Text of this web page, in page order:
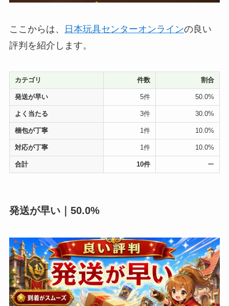
ここからは、 日本玩具センターオンラインの良い
評判を紹介します。
カテゴリ 件数 割合
発送が早い 5件 50.0%
よく当たる 3件 30.0%
梱包が丁寧 1件 10.0%
対応が丁寧 1件 10.0%
合計 10件 ー
発送が早い｜50.0%